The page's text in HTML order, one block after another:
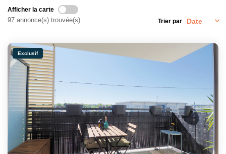
Qui Sommes Nous
Afficher la carte
97 annonce(s) trouvée(s) Trier par
Exclusif